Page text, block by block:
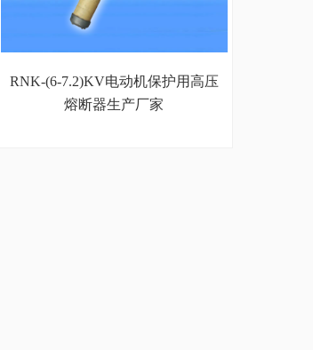
RNK-(6-7.2)KV电动机保护用高压
熔断器生产厂家